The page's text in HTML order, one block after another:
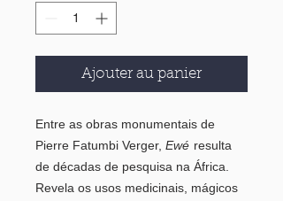
Ajouter au panier
Entre as obras monumentais de
Pierre Fatumbi Verger, Ewé resulta
de décadas de pesquisa na África.
Revela os usos medicinais, mágicos